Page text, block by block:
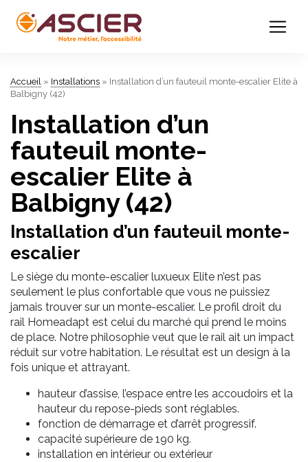
Accueil » Installations » Installation d’un fauteuil monte-escalier Elite à
Balbigny (42)
Installation d’un
fauteuil monte-
escalier Elite à
Balbigny (42)
Installation d’un fauteuil monte-
escalier
Le siège du monte-escalier luxueux Elite n’est pas
seulement le plus confortable que vous ne puissiez
jamais trouver sur un monte-escalier. Le profil droit du
rail Homeadapt est celui du marché qui prend le moins
de place. Notre philosophie veut que le rail ait un impact
réduit sur votre habitation. Le résultat est un design à la
fois unique et attrayant.
hauteur d’assise, l’espace entre les accoudoirs et la
hauteur du repose-pieds sont réglables.
fonction de démarrage et d’arrêt progressif.
capacité supérieure de 190 kg.
installation en intérieur ou extérieur